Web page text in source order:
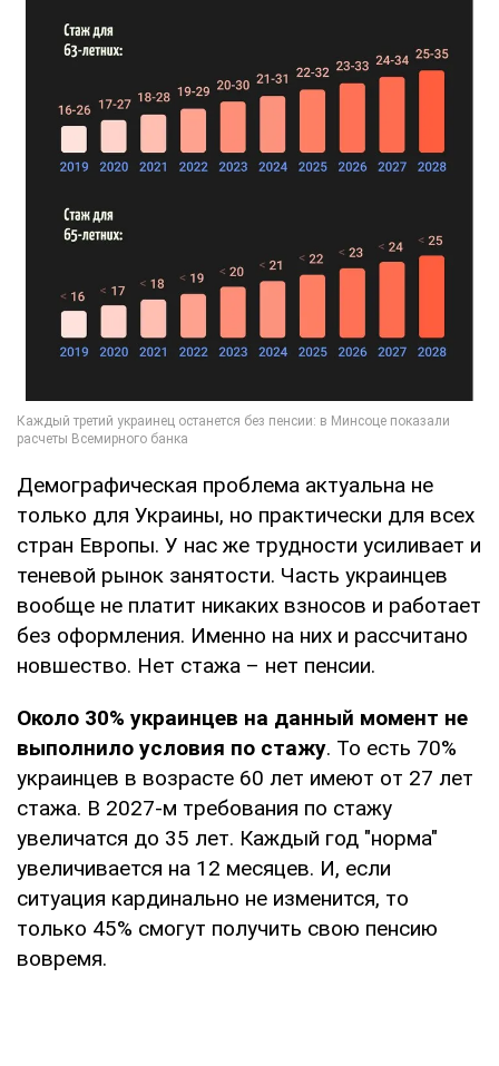
Демографическая проблема актуальна не
только для Украины, но практически для всех
стран Европы. У нас же трудности усиливает и
теневой рынок занятости. Часть украинцев
вообще не платит никаких взносов и работает
без оформления. Именно на них и рассчитано
новшество. Нет стажа – нет пенсии.
Около 30% украинцев на данный момент не
выполнило условия по стажу. То есть 70%
украинцев в возрасте 60 лет имеют от 27 лет
стажа. В 2027-м требования по стажу
увеличатся до 35 лет. Каждый год "норма"
увеличивается на 12 месяцев. И, если
ситуация кардинально не изменится, то
только 45% смогут получить свою пенсию
вовремя.